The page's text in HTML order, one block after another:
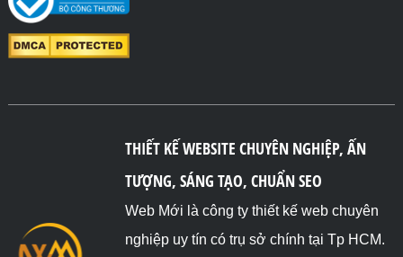
THIẾT KẾ WEBSITE CHUYÊN NGHIỆP, ẤN
TƯỢNG, SÁNG TẠO, CHUẨN SEO
Web Mới là công ty thiết kế web chuyên
nghiệp uy tín có trụ sở chính tại Tp HCM.